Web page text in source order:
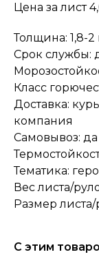
Цена за лист
Толщина: 1,8-
Срок службы:
Класс
Доставка:
компания
Самовывоз: да
Тематика:
Вес листа/
Размер листа/
С этим